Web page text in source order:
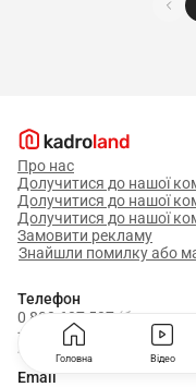
Про нас
Долучитися до нашої
Долучитися до нашої
Долучитися до нашої
Замовити рекламу
Знайшли помилку або
Телефон
0 800 607 507
+380 67 008 70 55
Адреса: 04112 м. Київ,
Email
Головна Відео